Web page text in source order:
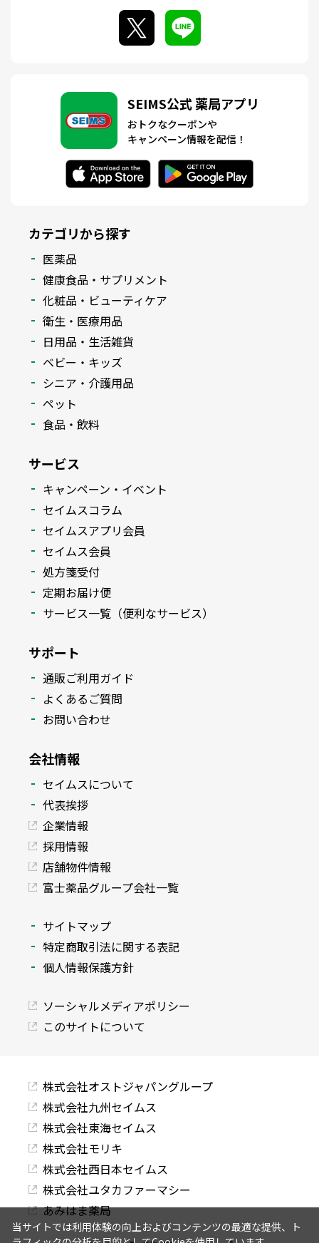
SEIMS公式 薬局アプリ
おトクなクーポンや
キャンペーン情報を配信！
カテゴリから探す
医薬品
健康食品・サプリメント
化粧品・ビューティケア
衛生・医療用品
日用品・生活雑貨
ベビー・キッズ
シニア・介護用品
ペット
食品・飲料
サービス
キャンペーン・イベント
セイムスコラム
セイムスアプリ会員
セイムス会員
処方箋受付
定期お届け便
サービス一覧（便利なサービス）
サポート
通販ご利用ガイド
よくあるご質問
お問い合わせ
会社情報
セイムスについて
代表挨拶
企業情報
採用情報
店舗物件情報
富士薬品グループ会社一覧
サイトマップ
特定商取引法に関する表記
個人情報保護方針
ソーシャルメディアポリシー
このサイトについて
株式会社オストジャパングループ
株式会社九州セイムス
株式会社東海セイムス
株式会社モリキ
株式会社西日本セイムス
株式会社ユタカファーマシー
あみはま薬局
当サイトでは利用体験の向上およびコンテンツの最適な提供、ト